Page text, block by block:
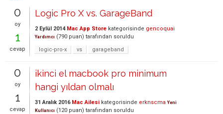
0
oy
1
cevap
Logic Pro X vs. GarageBand
2 Eylül 2014 Mac App Store kategorisinde gencoquai
Yardımcı (790 puan) tarafından soruldu
logic-pro-x
vs garageband
0
oy
1
cevap
ikinci el macbook pro minimum
hangi yıldan olmalı
31 Aralık 2016 Mac Ailesi kategorisinde erknscma Yeni
Kullanıcı (120 puan) tarafından soruldu